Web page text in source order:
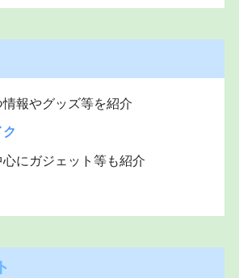
報やグッズ等を紹介
にガジェット等も紹介